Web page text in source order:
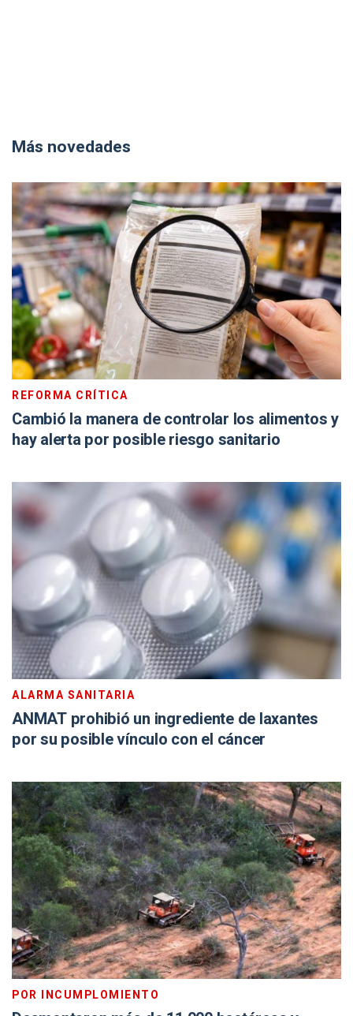
Más novedades
REFORMA CRÍTICA
Cambió la manera de controlar los alimentos y
hay alerta por posible riesgo sanitario
ALARMA SANITARIA
ANMAT prohibió un ingrediente de laxantes
por su posible vínculo con el cáncer
POR INCUMPLOMIENTO